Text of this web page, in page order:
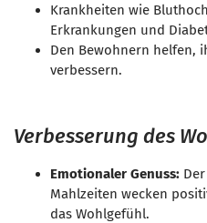
Krankheiten wie
Erkrankungen und
Den Bewohnern helfen,
verbessern.
Verbesserung des
Emotionaler Genuss:
Mahlzeiten wecken
das Wohlgefühl.